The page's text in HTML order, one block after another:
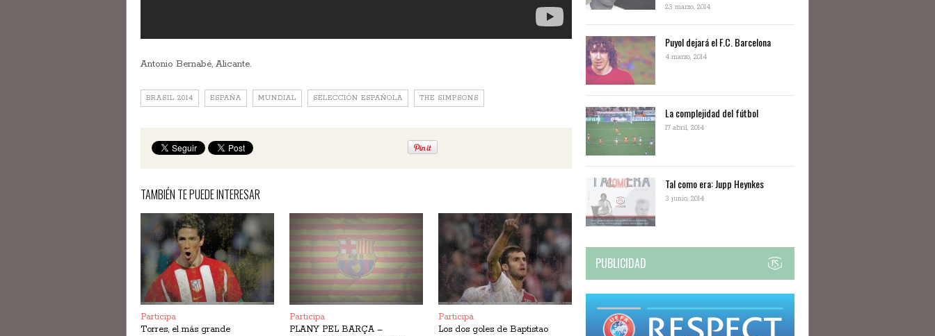
Antonio Bernabé, Alicante.
BRASIL 2014 ESPAÑA MUNDIAL SELECCIÓN ESPAÑOLA THE SIMPSONS
TAMBIÉN TE PUEDE INTERESAR
Participa
Torres, el más grande
Participa
PLANY PEL BARÇA –
Participa
Los dos goles de Baptistao
23 marzo, 2014
Puyol dejará el F.C. Barcelona
4 marzo, 2014
La complejidad del fútbol
17 abril, 2014
Tal como era: Jupp Heynkes
3 junio, 2014
PUBLICIDAD